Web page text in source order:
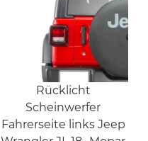
Rücklicht
Scheinwerfer
Fahrerseite links Jeep